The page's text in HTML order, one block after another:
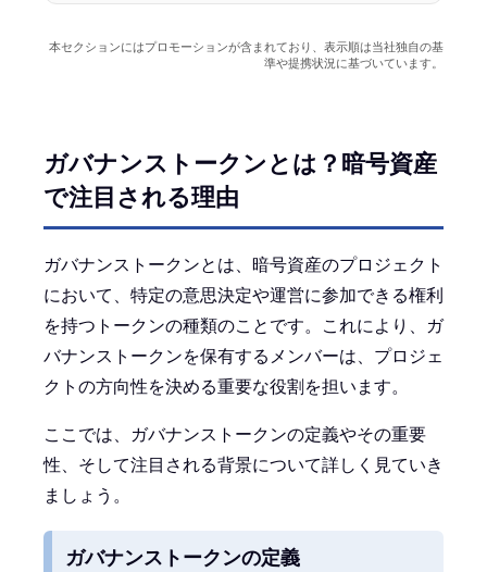
本セクションにはプロモーションが含まれており、表示順は当社独自の基
準や提携状況に基づいています。
ガバナンストークンとは？暗号資産
で注目される理由
ガバナンストークンとは、暗号資産のプロジェクト
において、特定の意思決定や運営に参加できる権利
を持つトークンの種類のことです。これにより、ガ
バナンストークンを保有するメンバーは、プロジェ
クトの方向性を決める重要な役割を担います。
ここでは、ガバナンストークンの定義やその重要
性、そして注目される背景について詳しく見ていき
ましょう。
ガバナンストークンの定義